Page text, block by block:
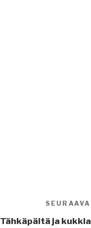
SEURAAVA
Tähkäpäitä ja kukkia